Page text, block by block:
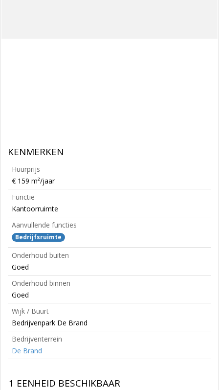
KENMERKEN
Huurprijs
€ 159 m²/jaar
Functie
Kantoorruimte
Aanvullende functies
Bedrijfsruimte
Onderhoud buiten
Goed
Onderhoud binnen
Goed
Wijk / Buurt
Bedrijvenpark De Brand
Bedrijventerrein
De Brand
1 EENHEID BESCHIKBAAR